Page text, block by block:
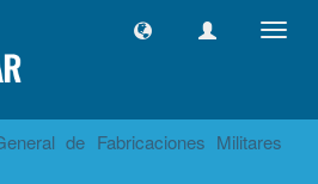
de Fabricaciones Militares